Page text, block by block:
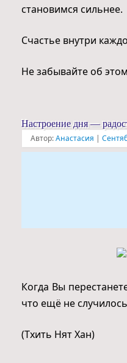
становимся сильнее.
Счастье внутри
Не забывайте об
Настроение дня —
Автор:Анастасия |
Когда Вы
что ещё не
(Тхить Нят Хан)